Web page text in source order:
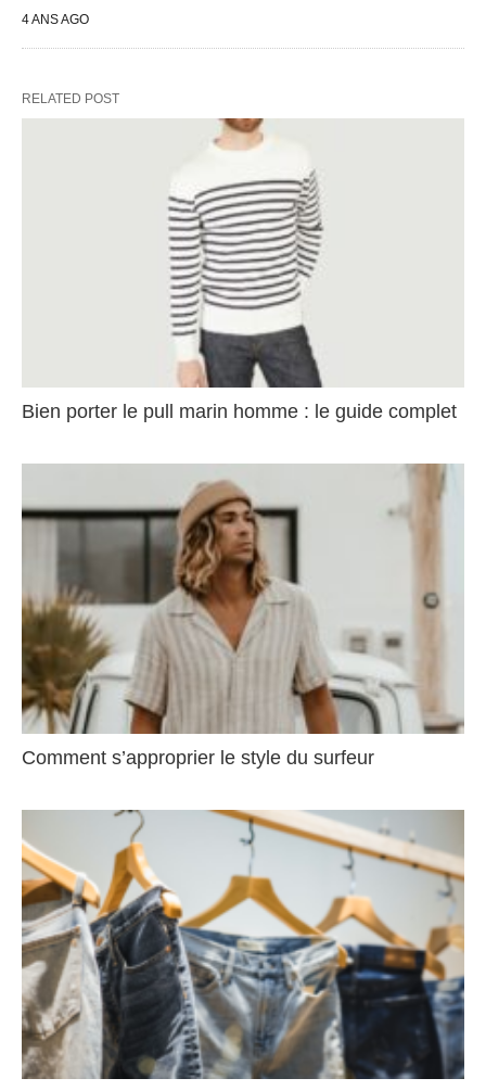
4 ANS AGO
RELATED POST
Bien porter le pull marin homme : le guide complet
Comment s’approprier le style du surfeur